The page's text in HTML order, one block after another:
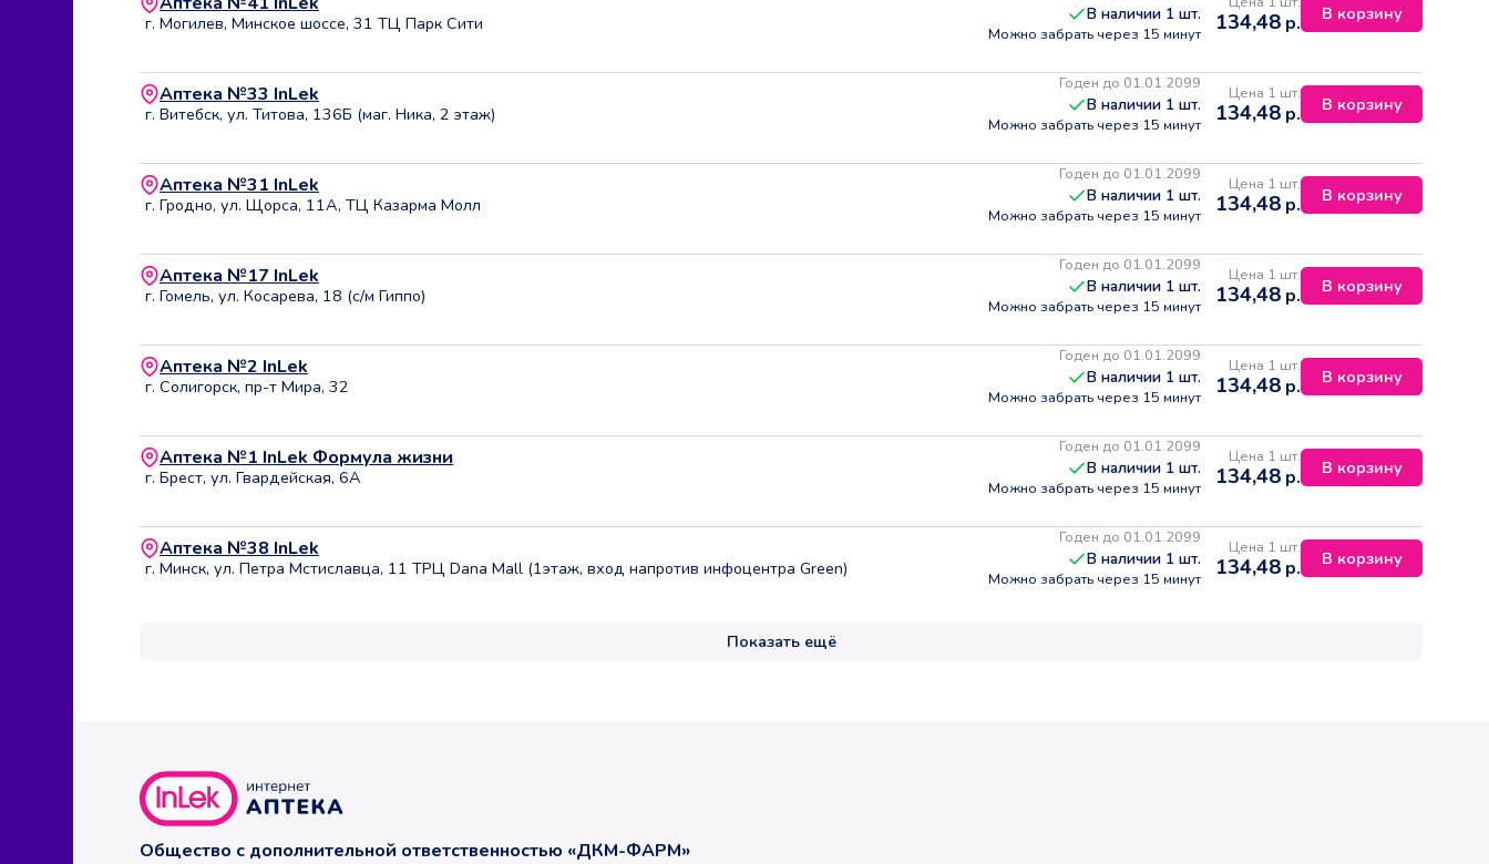
г. Могилев, Минское шоссе, 31 ТЦ Парк Сити В наличии 1 шт.
Можно забрать через 15 минут 134,48 р. В корзину
Аптека №33 InLek
г. Витебск, ул. Титова, 136Б (маг. Ника, 2 этаж)
Годен до 01.01.2099
В наличии 1 шт.
Можно забрать через 15 минут
Цена 1 шт.
134,48 р. В корзину
Аптека №31 InLek
г. Гродно, ул. Щорса, 11А, ТЦ Казарма Молл
Годен до 01.01.2099
В наличии 1 шт.
Можно забрать через 15 минут
Цена 1 шт.
134,48 р. В корзину
Аптека №17 InLek
г. Гомель, ул. Косарева, 18 (с/м Гиппо)
Годен до 01.01.2099
В наличии 1 шт.
Можно забрать через 15 минут
Цена 1 шт.
134,48 р. В корзину
Аптека №2 InLek
г. Солигорск, пр-т Мира, 32
Годен до 01.01.2099
В наличии 1 шт.
Можно забрать через 15 минут
Цена 1 шт.
134,48 р. В корзину
Аптека №1 InLek Формула жизни
г. Брест, ул. Гвардейская, 6А
Годен до 01.01.2099
В наличии 1 шт.
Можно забрать через 15 минут
Цена 1 шт.
134,48 р. В корзину
Аптека №38 InLek
г. Минск, ул. Петра Мстиславца, 11 ТРЦ Dana Mall (1этаж, вход напротив инфоцентра Green)
Годен до 01.01.2099
В наличии 1 шт.
Можно забрать через 15 минут
Цена 1 шт.
134,48 р. В корзину
Показать ещё
Общество с дополнительной ответственностью «ДКМ-ФАРМ»